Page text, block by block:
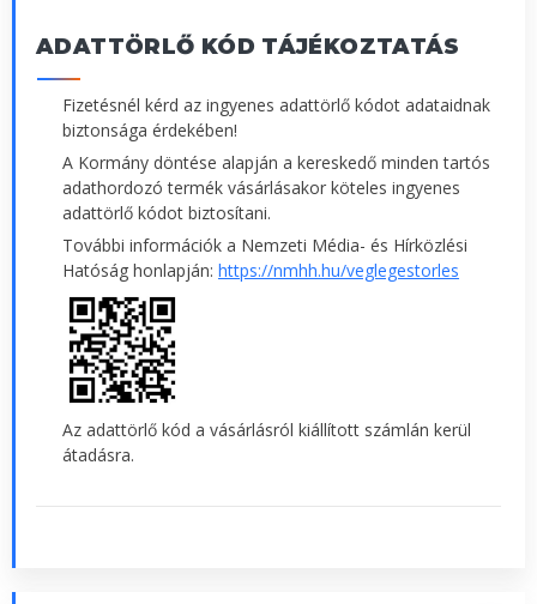
ADATTÖRLŐ KÓD TÁJÉKOZTATÁS
Fizetésnél kérd az ingyenes adattörlő kódot adataidnak
biztonsága érdekében!
A Kormány döntése alapján a kereskedő minden tartós
adathordozó termék vásárlásakor köteles ingyenes
adattörlő kódot biztosítani.
További információk a Nemzeti Média- és Hírközlési
Hatóság honlapján: https://nmhh.hu/veglegestorles
Az adattörlő kód a vásárlásról kiállított számlán kerül
átadásra.